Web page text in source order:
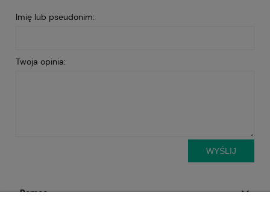
Imię lub pseudonim:
Twoja opinia:
WYŚLIJ
Pomoc